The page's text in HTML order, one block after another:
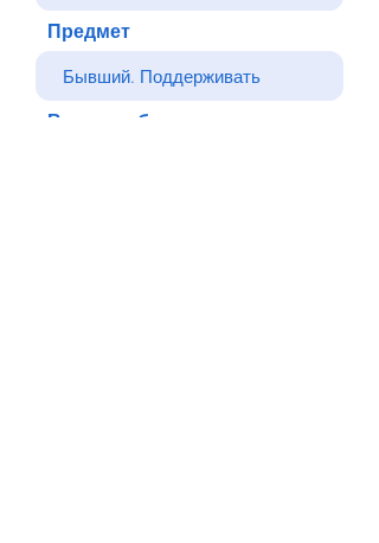
Предмет
Ваше сообщение